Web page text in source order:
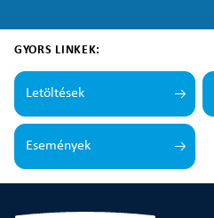
GYORS LINKEK:
Letöltések
Események